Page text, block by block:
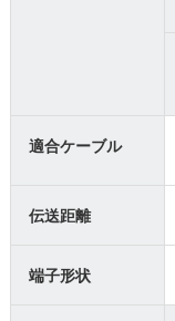
適合ケーブル
伝送距離
端子形状